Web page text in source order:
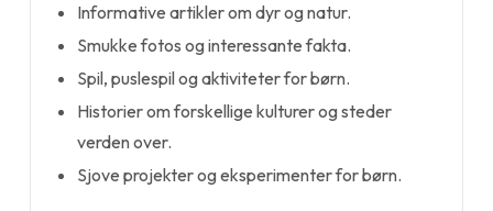
Informative artikler om dyr og natur.
Smukke fotos og interessante fakta.
Spil, puslespil og aktiviteter for børn.
Historier om forskellige kulturer og steder
verden over.
Sjove projekter og eksperimenter for børn.